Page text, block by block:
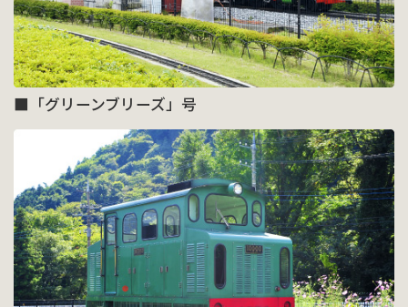
■「グリーンブリーズ」号